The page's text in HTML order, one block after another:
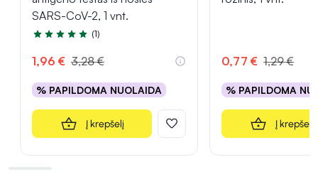
SARS-CoV-2, 1 vnt.
Įvertinimas 5.0 iš 5
(1)
1,96 € 3,28 €
% PAPILDOMA NUOLAIDA
Į krepšelį
0,77 € 1,29 €
% PAPILDOMA
Į krepšelį